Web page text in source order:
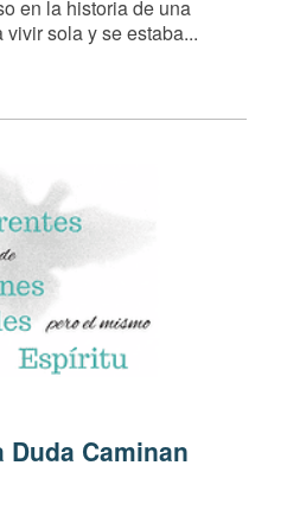
en la historia de una
sola y se estaba...
Duda Caminan